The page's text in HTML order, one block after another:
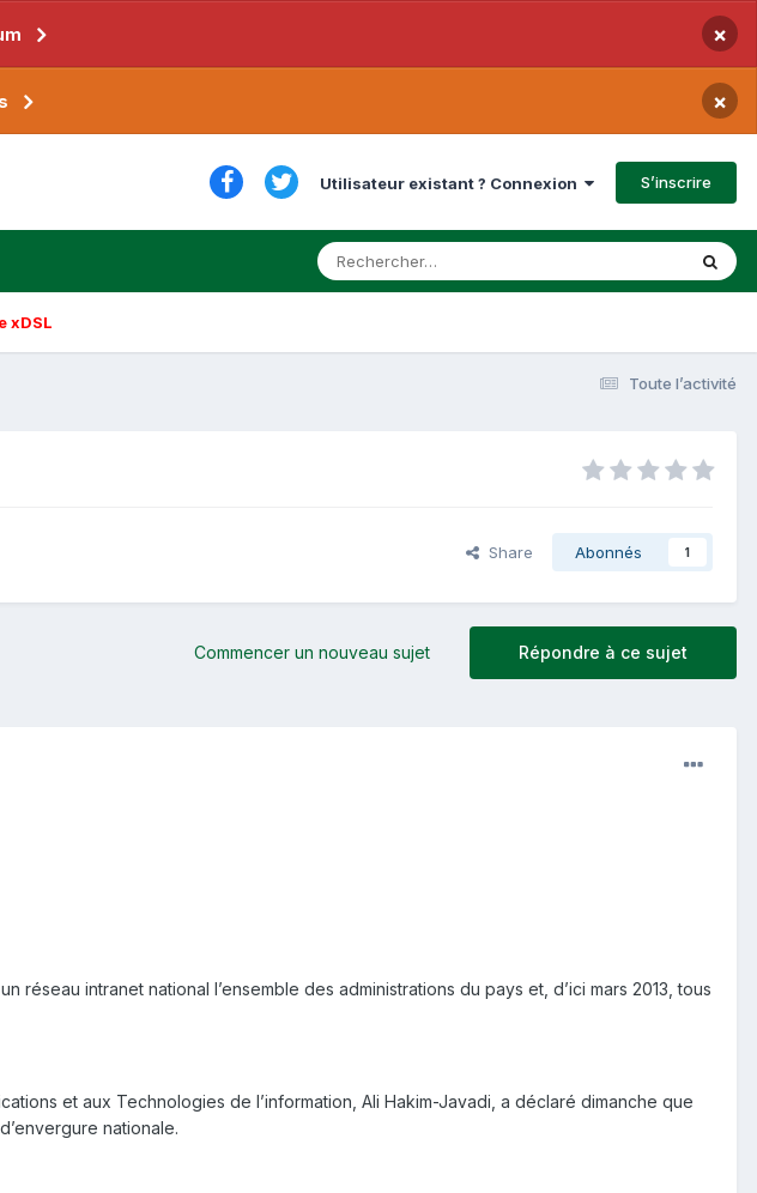
×
×
Utilisateur existant ? Connexion S’inscrire
xDSL
Toute l’activité
Share Abonnés 1
Répondre à ce sujet
Commencer un nouveau sujet
intranet national l’ensemble des administrations du pays et, d’ici mars 2013, tous
et aux Technologies de l’information, Ali Hakim-Javadi, a déclaré dimanche que
nationale.